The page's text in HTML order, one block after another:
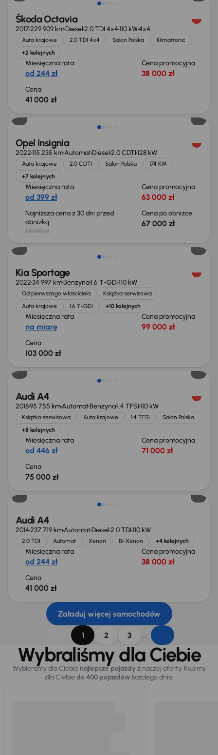
Škoda Octavia
2017229 909 kmDiesel2.0 TDI 4x4110 kW4x4
Auta krajowe 2.0 TDI 4x4 Salon Polska
Klimatronic
+2 kolejnych
Miesięczna rata
od 244 zł
Cena promocyjna
38 000 zł
Cena
41 000 zł
Opel Insignia
2022115 235 kmAutomatDiesel2.0 CDTI128 kW
Auta krajowe 2.0 CDTI Salon Polska
174 KM
+7 kolejnych
Miesięczna rata
od 399 zł
Cena promocyjna
63 000 zł
Najniższa cena z 30 dni przed
obniżką
68 000 zł
Cena po obniżce
67 000 zł
Kia Sportage
202234 997 kmBenzyna1.6 T-GDI110 kW
Od pierwszego właściciela
Książka serwisowa
Auta krajowe
1.6 T-GDI +10 kolejnych
Miesięczna rata
na miarę
Cena promocyjna
99 000 zł
Cena
103 000 zł
Audi A4
201895 755 kmAutomatBenzyna1.4 TFSI110 kW
Książka serwisowa Auta krajowe 1.4 TFSI
Salon Polska
+8 kolejnych
Miesięczna rata
od 446 zł
Cena promocyjna
71 000 zł
Cena
75 000 zł
Audi A4
2014237 719 kmAutomatDiesel2.0 TDI110 kW
2.0 TDI Automat Xenon Bi-Xenon +4 kolejnych
Miesięczna rata
od 244 zł
Cena promocyjna
38 000 zł
Cena
41 000 zł
Załaduj więcej samochodów
1 2 3 ...
Wybraliśmy dla Ciebie
Wybieramy dla Ciebie najlepsze pojazdy z naszej oferty. Kupimy
dla Ciebiedo 400 pojazdówkażdego dnia.